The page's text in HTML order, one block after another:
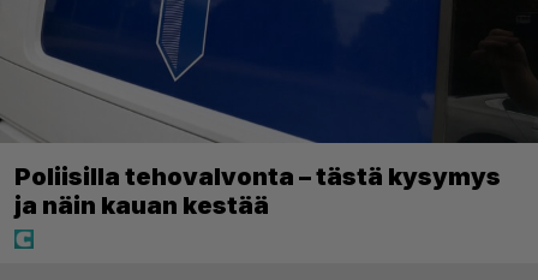
Poliisilla tehovalvonta – tästä kysymys
ja näin kauan kestää